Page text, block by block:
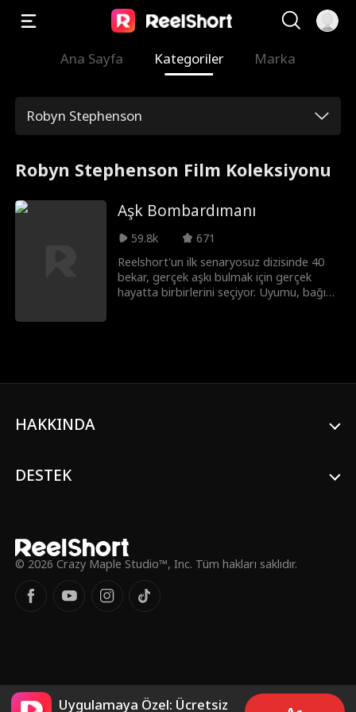
Ana Sayfa Kategoriler Marka
Robyn Stephenson
Robyn Stephenson Film Koleksiyonu
Aşk Bombardımanı
59.8k
671
Reelshort'un ilk senaryosuz dizisinde 40
bekar, gerçek aşkı bulmak için gerçek
hayatta birbirlerini seçiyor. Uyumu, bağı
başarırlarsa nakit para kazanıyorlar. Aşk,
HAKKINDA
DESTEK
© 2026 Crazy Maple Studio™, Inc. Tüm hakları saklıdır.
Uygulamaya Özel: Ücretsiz